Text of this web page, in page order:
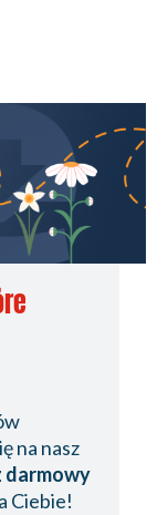
na nasz
darmowy
Ciebie!